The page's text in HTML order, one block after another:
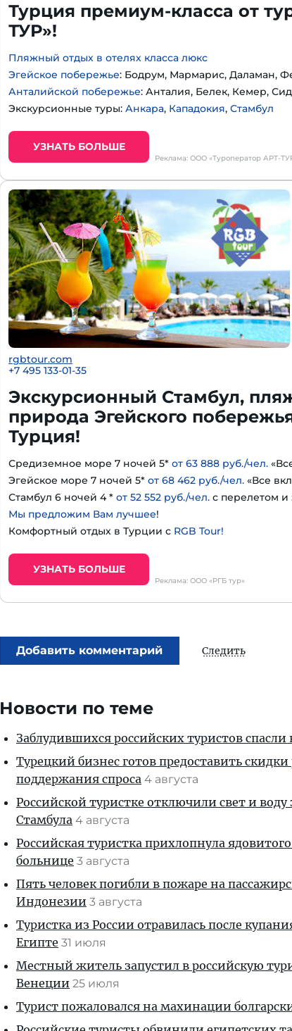
Турция премиум-класса от
ТУР»!
Пляжный отдых в отелях класса люкс
Эгейское побережье: Бодрум, Мармарис, Даламан,
Анталийской побережье: Анталия, Белек, Кемер,
Экскурсионные туры: Анкара, Кападокия, Стамбул
УЗНАТЬ БОЛЬШЕ
Реклама: ООО «Туроператор АРТ-
rgbtour.com
+7 495 133-01-35
Экскурсионный Стамбул,
природа Эгейского
Турция!
Средиземное море 7 ночей 5* от 63 888 руб./чел.
Эгейское море 7 ночей 5* от 68 462 руб./чел. «Все
Стамбул 6 ночей 4 * от 52 552 руб./чел. с перелетом и
Мы предложим Вам лучшее!
Комфортный отдых в Турции с RGB Tour!
УЗНАТЬ БОЛЬШЕ
Реклама: ООО «РГБ тур»
Добавить комментарий Следить
Новости по теме
Заблудившихся российских туристов
Турецкий бизнес готов предоставить
поддержания спроса 4 августа
Российской туристке отключили свет и воду
Стамбула 4 августа
Российская туристка прихлопнула
больнице 3 августа
Пять человек погибли в пожаре на
Индонезии 3 августа
Туристка из России отравилась после
Египте 31 июля
Местный житель запустил в российскую
Венеции 25 июля
Турист пожаловался на махинации